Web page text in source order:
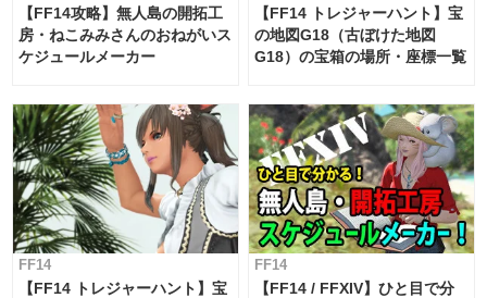
【FF14攻略】無人島の開拓工
房・ねこみみさんのおねがいス
ケジュールメーカー
【FF14 トレジャーハント】宝
の地図G18（古ぼけた地図
G18）の宝箱の場所・座標一覧
FF14
【FF14 トレジャーハント】宝
FF14
【FF14 / FFXIV】ひと目で分